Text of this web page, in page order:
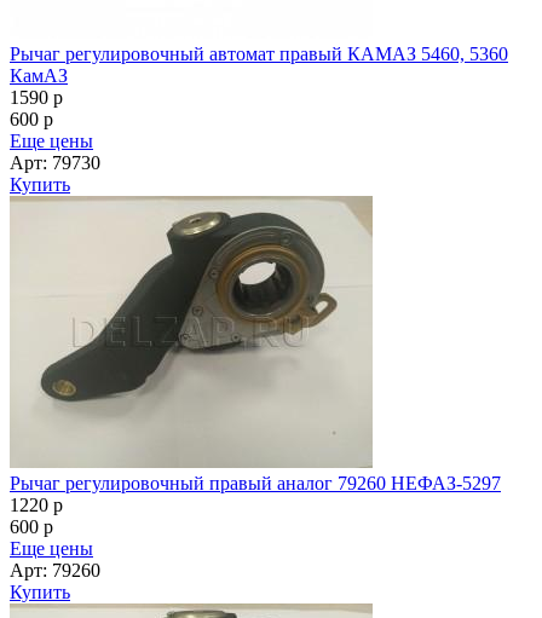
Рычаг регулировочный автомат правый КАМАЗ 5460, 5360
КамАЗ
1590 p
600 p
Еще цены
Арт: 79730
Купить
Рычаг регулировочный правый аналог 79260 НЕФАЗ-5297
1220 p
600 p
Еще цены
Арт: 79260
Купить